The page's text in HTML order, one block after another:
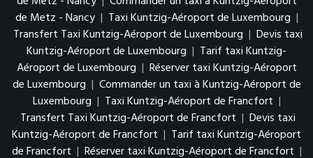
de Metz - Nancy | Taxi Kuntzig-Aéroport de Luxembourg |
Transfert Taxi Kuntzig-Aéroport de Luxembourg | Devis taxi
Kuntzig-Aéroport de Luxembourg | Tarif taxi Kuntzig-
Aéroport de Luxembourg | Réserver taxi Kuntzig-Aéroport
de Luxembourg | Commander un taxi à Kuntzig-Aéroport de
Luxembourg | Taxi Kuntzig-Aéroport de Francfort |
Transfert Taxi Kuntzig-Aéroport de Francfort | Devis taxi
Kuntzig-Aéroport de Francfort | Tarif taxi Kuntzig-Aéroport
de Francfort | Réserver taxi Kuntzig-Aéroport de Francfort |